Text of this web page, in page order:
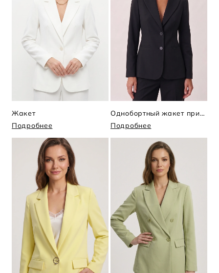
Жакет
Подробнее
Однобортный жакет приталенного силуэта
Подробнее